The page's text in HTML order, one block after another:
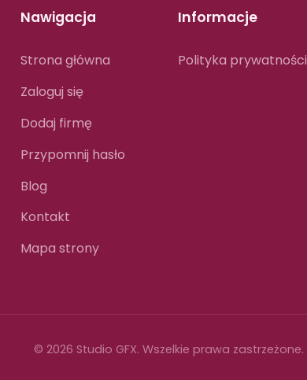
Nawigacja
Strona główna
Zaloguj się
Dodaj firmę
Przypomnij hasło
Blog
Kontakt
Mapa strony
Informacje
Polityka prywatności
© 2026 Studio GFX. Wszelkie prawa zastrzeżone.